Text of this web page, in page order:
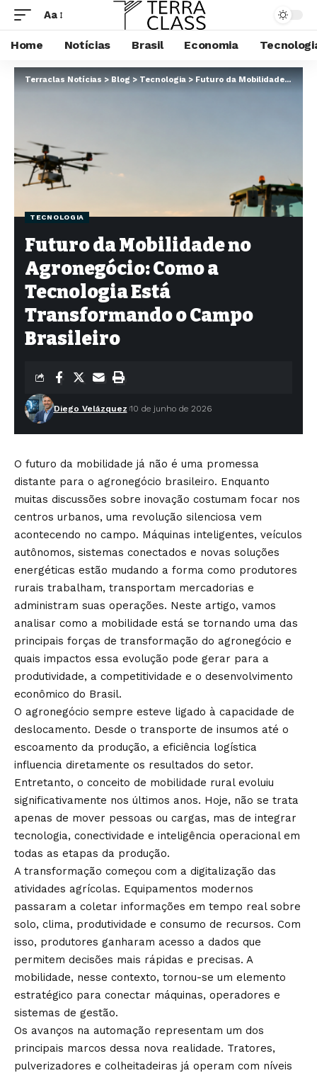
Aa
Home Notícias Brasil Economia
Terraclas Notícias > Blog > Tecnologia > Futuro da Mobilidade no Agronegócio: Como a Tecnologia Está Transformando o Campo Brasileiro
TECNOLOGIA
Futuro da Mobilidade no
Agronegócio: Como a
Tecnologia Está
Transformando o Campo
Brasileiro
Diego Velázquez 10 de junho de 2026
O futuro da mobilidade já não é uma promessa
distante para o agronegócio brasileiro. Enquanto
muitas discussões sobre inovação costumam focar nos
centros urbanos, uma revolução silenciosa vem
acontecendo no campo. Máquinas inteligentes, veículos
autônomos, sistemas conectados e novas soluções
energéticas estão mudando a forma como produtores
rurais trabalham, transportam mercadorias e
administram suas operações. Neste artigo, vamos
analisar como a mobilidade está se tornando uma das
principais forças de transformação do agronegócio e
quais impactos essa evolução pode gerar para a
produtividade, a competitividade e o desenvolvimento
econômico do Brasil.
O agronegócio sempre esteve ligado à capacidade de
deslocamento. Desde o transporte de insumos até o
escoamento da produção, a eficiência logística
influencia diretamente os resultados do setor.
Entretanto, o conceito de mobilidade rural evoluiu
significativamente nos últimos anos. Hoje, não se trata
apenas de mover pessoas ou cargas, mas de integrar
tecnologia, conectividade e inteligência operacional em
todas as etapas da produção.
A transformação começou com a digitalização das
atividades agrícolas. Equipamentos modernos
passaram a coletar informações em tempo real sobre
solo, clima, produtividade e consumo de recursos. Com
isso, produtores ganharam acesso a dados que
permitem decisões mais rápidas e precisas. A
mobilidade, nesse contexto, tornou-se um elemento
estratégico para conectar máquinas, operadores e
sistemas de gestão.
Os avanços na automação representam um dos
principais marcos dessa nova realidade. Tratores,
pulverizadores e colheitadeiras já operam com níveis